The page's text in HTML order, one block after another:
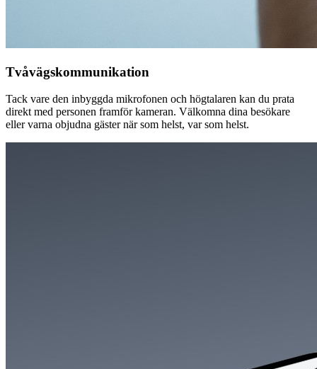
Tvåvägskommunikation
Tack vare den inbyggda mikrofonen och högtalaren kan du prata
direkt med personen framför kameran. Välkomna dina besökare
eller varna objudna gäster när som helst, var som helst.